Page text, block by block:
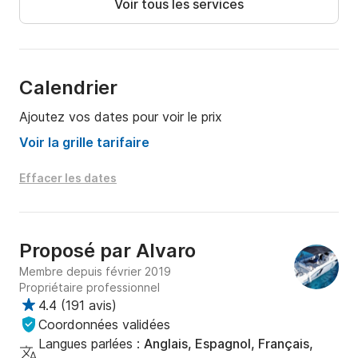
o Du 20 juin au 6 septembre : 150 €.
• Itinéraire : Nous proposons différents itinéraires
recommandés, en fonction des conditions
Caló Blanc, Biniparratx et Binidali.
• Route Nord : Es Grau, Illa d’en Colom, Cala Tortuga,
Presili et Mongofre.
Voir tous les services
Calendrier
Ajoutez vos dates pour voir le prix
Voir la grille tarifaire
Effacer les dates
Proposé par Alvaro
Membre depuis février 2019
Propriétaire professionnel
4.4 (191 avis)
Coordonnées validées
Langues parlées : Anglais, Espagnol, Français,